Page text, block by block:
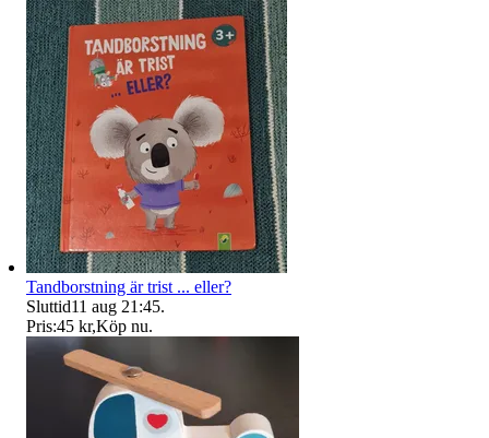
Tandborstning är trist ... eller?
Sluttid11 aug 21:45.
Pris:45 kr,Köp nu.